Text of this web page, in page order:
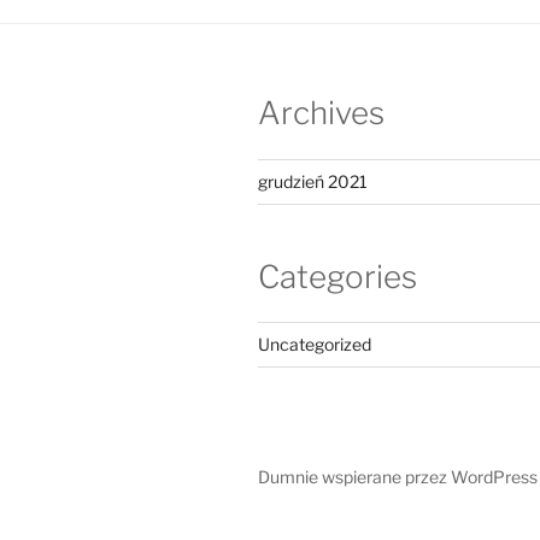
Archives
grudzień 2021
Categories
Uncategorized
Dumnie wspierane przez WordPress